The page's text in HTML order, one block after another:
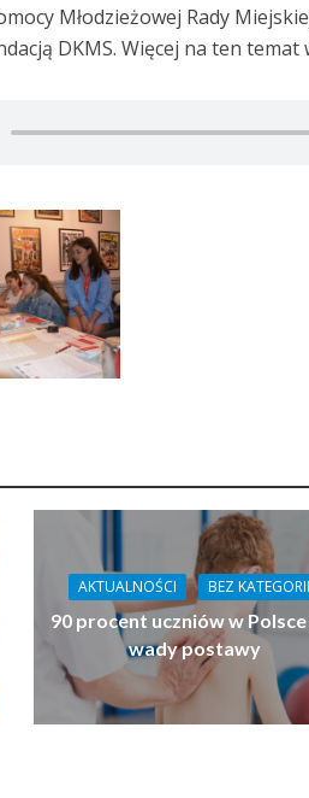
Młodzieżowej Rady
DKMS. Więcej na ten
AKTUALNOŚCI BEZ KATEGORII
90 procent uczniów w Polsce
wady postawy